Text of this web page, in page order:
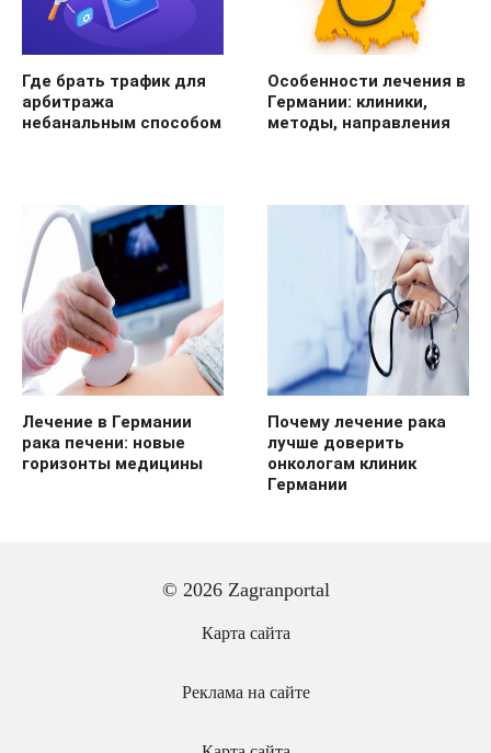
Где брать трафик для
арбитража
небанальным способом
Особенности лечения в
Германии: клиники,
методы, направления
Лечение в Германии
рака печени: новые
горизонты медицины
Почему лечение рака
лучше доверить
онкологам клиник
Германии
© 2026 Zagranportal
Карта сайта
Реклама на сайте